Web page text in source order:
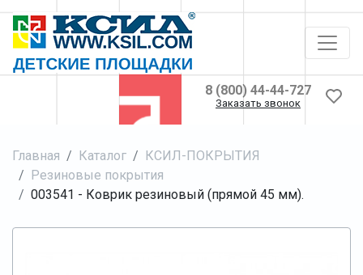
8 (800) 44-44-727
Заказать звонок
Главная Каталог
КСИЛ-ПОКРЫТИЯ
Резиновые покрытия
003541 - Коврик резиновый (прямой 45 мм).